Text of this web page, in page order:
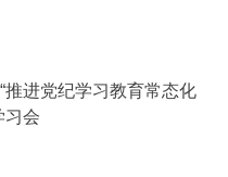
推进党纪学习教育常态化
习会